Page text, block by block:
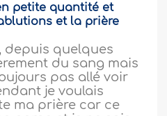
petite quantité et
et la prière
depuis quelques
du sang mais
pas allé voir
je voulais
ma prière car ce